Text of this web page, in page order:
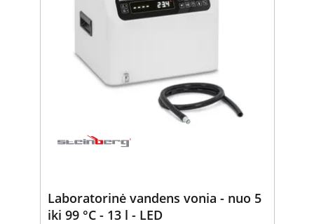
Laboratorinė vandens vonia - nuo 5
iki 99 °C - 13 l - LED